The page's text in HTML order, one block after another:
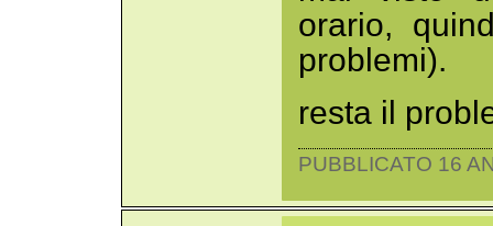
orario,
problemi).
resta il
PUBBLICATO 16